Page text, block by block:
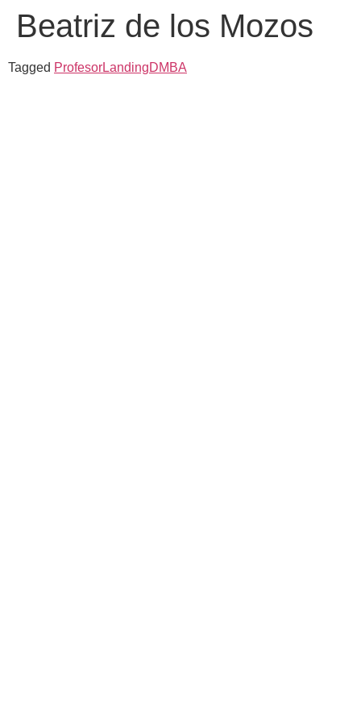
Beatriz de los Mozos
Tagged ProfesorLandingDMBA